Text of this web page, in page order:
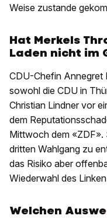
Weise zustande
Hat Merkels
Laden nicht im
CDU-Chefin Annegret
sowohl die CDU in
Christian Lindner vor
dem
Mittwoch dem «ZDF».
dritten Wahlgang zu
das Risiko aber
Wiederwahl des
Welchen